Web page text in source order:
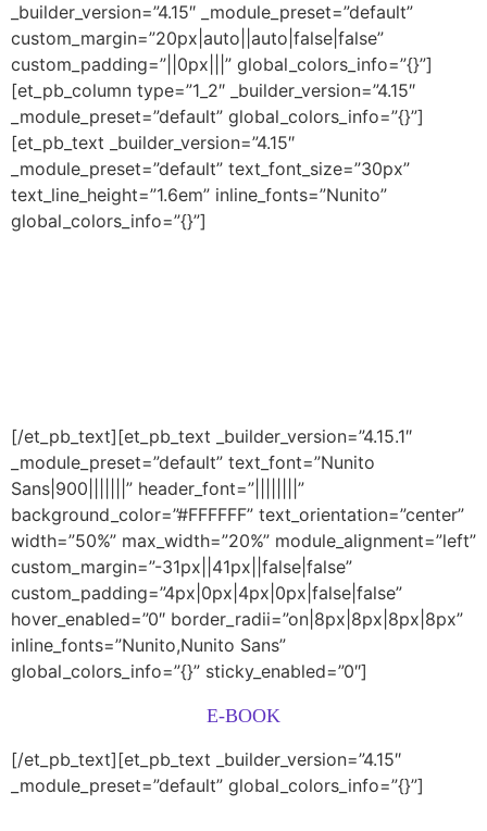
_builder_version=”4.15″ _module_preset=”default”
custom_margin=”20px|auto||auto|false|false”
custom_padding=”||0px|||” global_colors_info=”{}”]
[et_pb_column type=”1_2″ _builder_version=”4.15″
_module_preset=”default” global_colors_info=”{}”]
[et_pb_text _builder_version=”4.15″
_module_preset=”default” text_font_size=”30px”
text_line_height=”1.6em” inline_fonts=”Nunito”
global_colors_info=”{}”]
[/et_pb_text][et_pb_text _builder_version=”4.15.1″
_module_preset=”default” text_font=”Nunito
Sans|900|||||||” header_font=”||||||||”
background_color=”#FFFFFF” text_orientation=”center”
width=”50%” max_width=”20%” module_alignment=”left”
custom_margin=”-31px||41px||false|false”
custom_padding=”4px|0px|4px|0px|false|false”
hover_enabled=”0″ border_radii=”on|8px|8px|8px|8px”
inline_fonts=”Nunito,Nunito Sans”
global_colors_info=”{}” sticky_enabled=”0″]
E-BOOK
[/et_pb_text][et_pb_text _builder_version=”4.15″
_module_preset=”default” global_colors_info=”{}”]